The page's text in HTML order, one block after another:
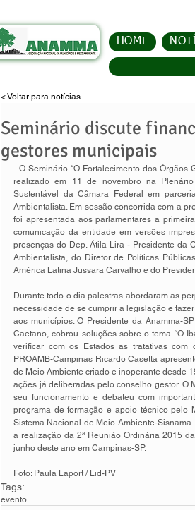
HOME
Seminário discute
gestores municipais
realizado em 11 de novembro na
Sustentável da Câmara Federal em
Ambientalista. Em sessão concorrida com a
foi apresentada aos parlamentares a
comunicação da entidade em versões
presenças do Dep. Átila Lira - Presidente da
Ambientalista, do Diretor de Políticas
América Latina Jussara Carvalho e do
Durante todo o dia palestras abordaram as
necessidade de se cumprir a legislação e
aos municípios. O Presidente da Anamma-
Caetano, cobrou soluções sobre o tema “O
verificar com os Estados as tratativas com
PROAMB-Campinas Ricardo Casetta
de Meio Ambiente criado e inoperante desde
ações já deliberadas pelo conselho gestor. O
seu funcionamento e debateu com
programa de formação e apoio técnico pelo
Sistema Nacional de Meio Ambiente-
a realização da 2ª Reunião Ordinária 2015
junho deste ano em Campinas-SP.
Foto: Paula Laport / Lid-PV
Tags:
evento
< Voltar para notícias